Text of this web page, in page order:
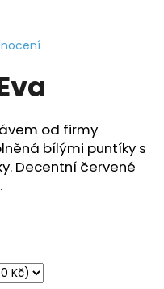
od firmy
bílými puntíky s
Decentní červené